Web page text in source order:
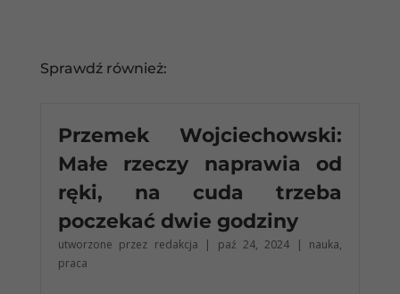
Sprawdź również:
Przemek Wojciechowski:
Małe rzeczy naprawia od
ręki, na cuda trzeba
poczekać dwie godziny
utworzone przez redakcja | paź 24, 2024 | nauka,
praca